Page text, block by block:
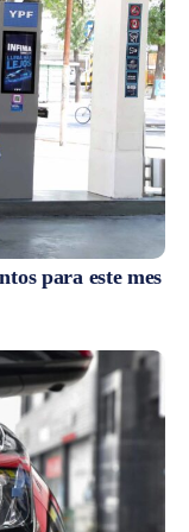
para este mes